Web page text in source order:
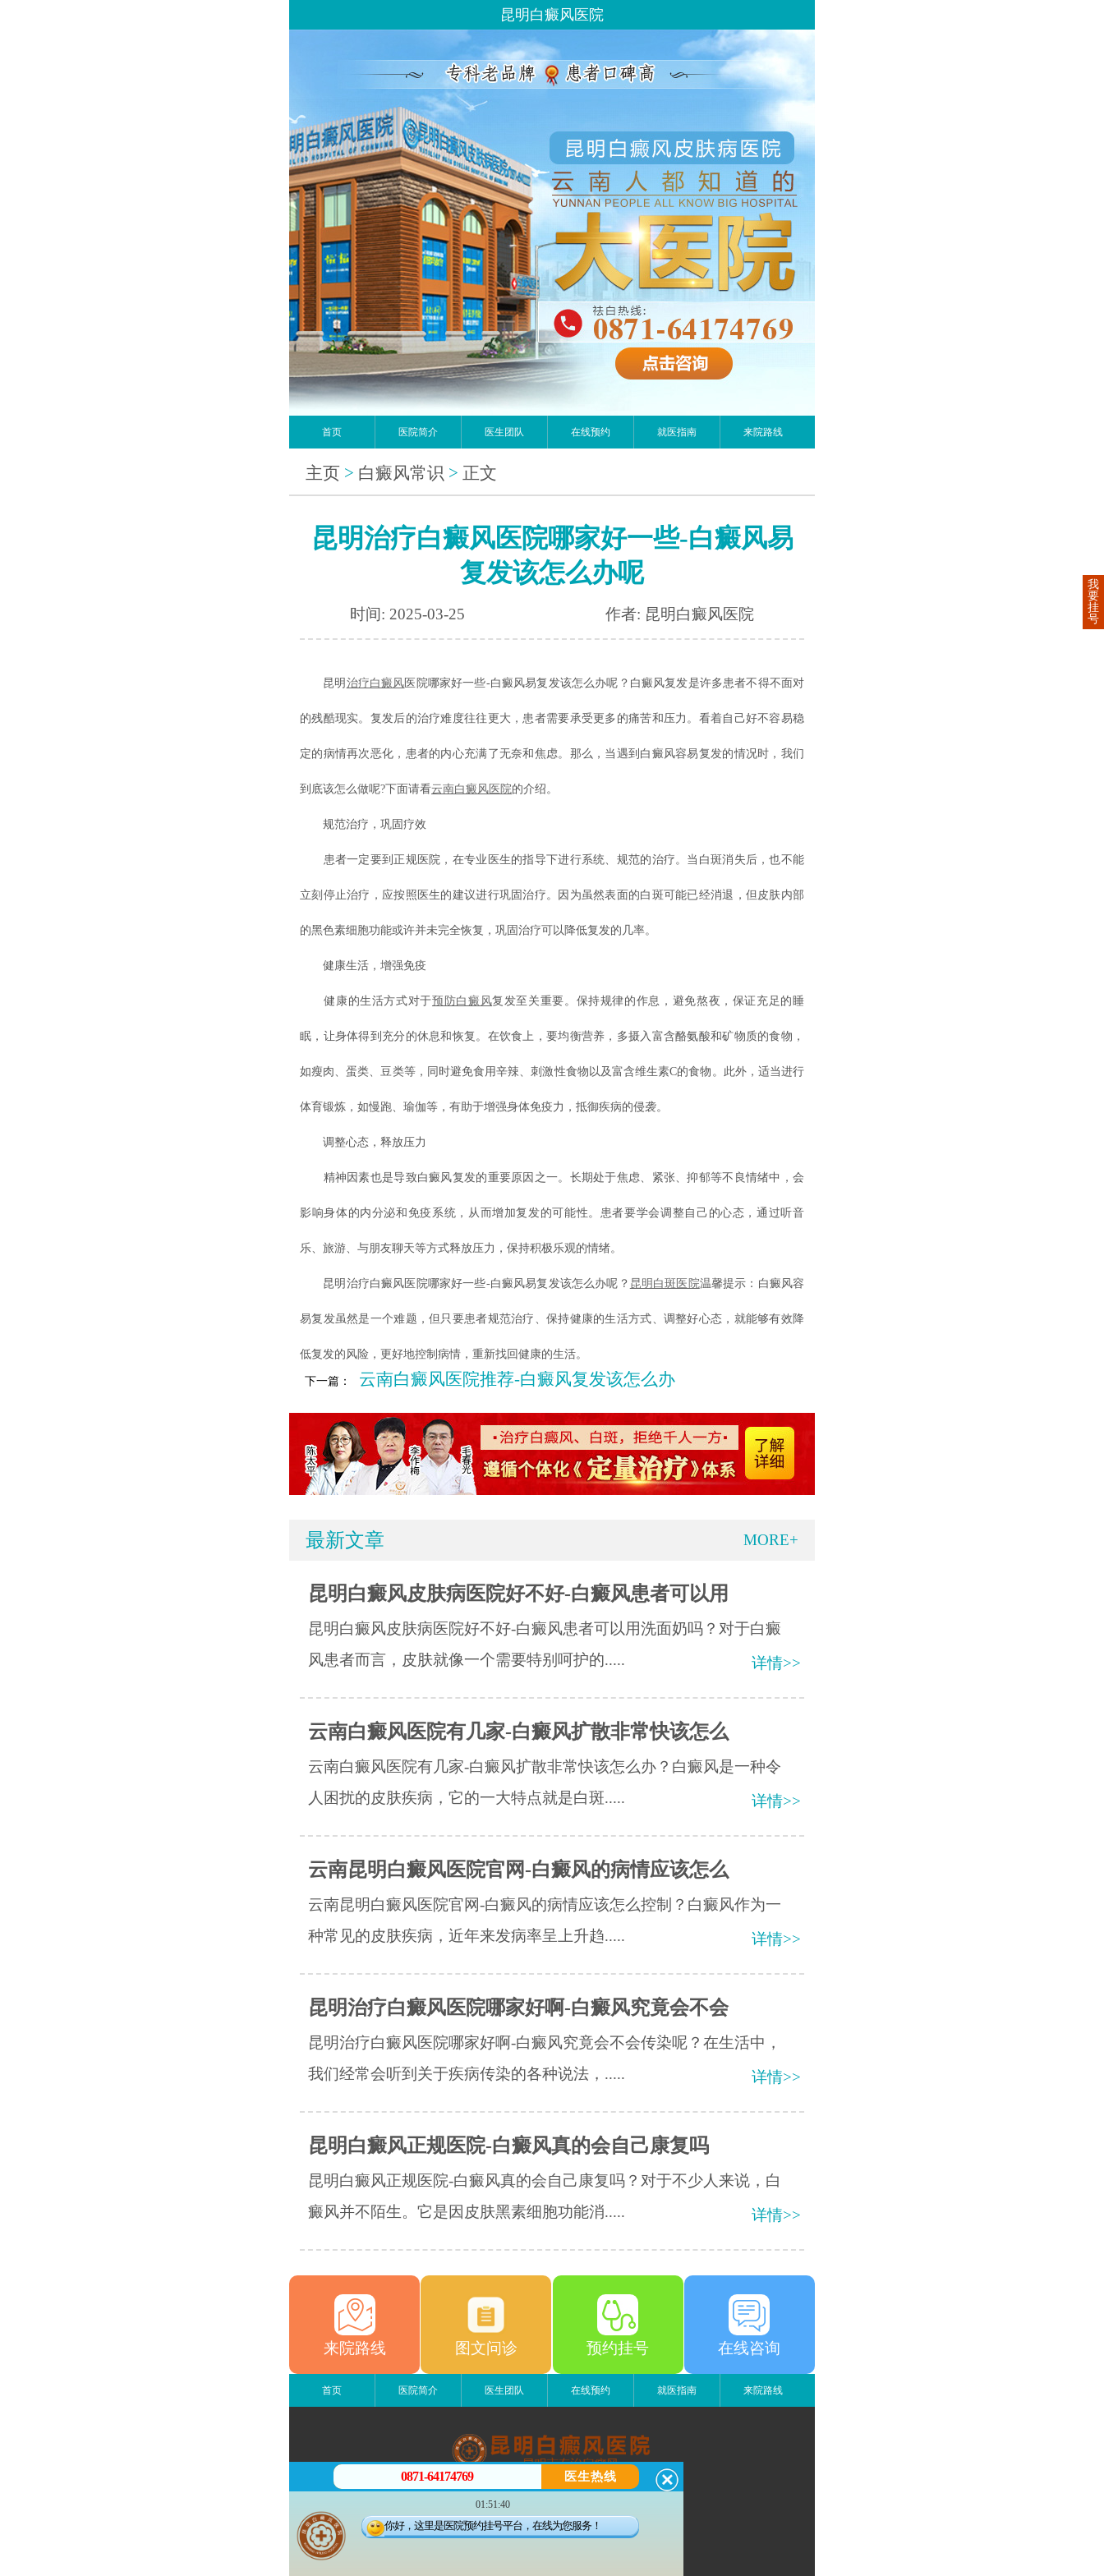
昆明白癜风医院
首页 医院简介 医生团队 在线预约 就医指南 来院路线
主页 > 白癜风常识 > 正文
昆明治疗白癜风医院哪家好一些-白癜风易
复发该怎么办呢
时间: 2025-03-25 作者: 昆明白癜风医院
昆明 治疗白癜风 医院哪家好一些-白癜风易复发该怎么办呢？白癜风复发是许多患者不得不面对
的残酷现实。复发后的治疗难度往往更大，患者需要承受更多的痛苦和压力。看着自己好不容易稳
定的病情再次恶化，患者的内心充满了无奈和焦虑。那么，当遇到白癜风容易复发的情况时，我们
到底该怎么做呢?下面请看云南白癜风医院的介绍。
规范治疗，巩固疗效
患者一定要到正规医院，在专业医生的指导下进行系统、规范的治疗。当白斑消失后，也不能
立刻停止治疗，应按照医生的建议进行巩固治疗。因为虽然表面的白斑可能已经消退，但皮肤内部
的黑色素细胞功能或许并未完全恢复，巩固治疗可以降低复发的几率。
健康生活，增强免疫
健康的生活方式对于预防白癜风复发至关重要。保持规律的作息，避免熬夜，保证充足的睡
眠，让身体得到充分的休息和恢复。在饮食上，要均衡营养，多摄入富含酪氨酸和矿物质的食物，
如瘦肉、蛋类、豆类等，同时避免食用辛辣、刺激性食物以及富含维生素C的食物。此外，适当进行
体育锻炼，如慢跑、瑜伽等，有助于增强身体免疫力，抵御疾病的侵袭。
调整心态，释放压力
精神因素也是导致白癜风复发的重要原因之一。长期处于焦虑、紧张、抑郁等不良情绪中，会
影响身体的内分泌和免疫系统，从而增加复发的可能性。患者要学会调整自己的心态，通过听音
乐、旅游、与朋友聊天等方式释放压力，保持积极乐观的情绪。
昆明治疗白癜风医院哪家好一些-白癜风易复发该怎么办呢？ 昆明白斑医院温馨提示：白癜风容
易复发虽然是一个难题，但只要患者规范治疗、保持健康的生活方式、调整好心态，就能够有效降
低复发的风险，更好地控制病情，重新找回健康的生活。
下一篇： 云南白癜风医院推荐-白癜风复发该怎么办
最新文章 MORE+
昆明白癜风皮肤病医院好不好-白癜风患者可以用
昆明白癜风皮肤病医院好不好-白癜风患者可以用洗面奶吗？对于白癜
风患者而言，皮肤就像一个需要特别呵护的.....
详情>>
云南白癜风医院有几家-白癜风扩散非常快该怎么
云南白癜风医院有几家-白癜风扩散非常快该怎么办？白癜风是一种令
人困扰的皮肤疾病，它的一大特点就是白斑.....
详情>>
云南昆明白癜风医院官网-白癜风的病情应该怎么
云南昆明白癜风医院官网-白癜风的病情应该怎么控制？白癜风作为一
种常见的皮肤疾病，近年来发病率呈上升趋.....
详情>>
昆明治疗白癜风医院哪家好啊-白癜风究竟会不会
昆明治疗白癜风医院哪家好啊-白癜风究竟会不会传染呢？在生活中，
我们经常会听到关于疾病传染的各种说法，.....
详情>>
昆明白癜风正规医院-白癜风真的会自己康复吗
昆明白癜风正规医院-白癜风真的会自己康复吗？对于不少人来说，白
癜风并不陌生。它是因皮肤黑素细胞功能消.....
详情>>
来院路线 图文问诊 预约挂号 在线咨询
首页 医院简介 医生团队 在线预约 就医指南 来院路线
昆明白癜风医院
昆明市五华区护国路2号
版权所有：昆明白癜风医院
联系电话：0871-64174769
0871-64174769 医生热线
01:51:40
你好，这里是医院预约挂号平台，在线为您服务！
我
要
挂
号